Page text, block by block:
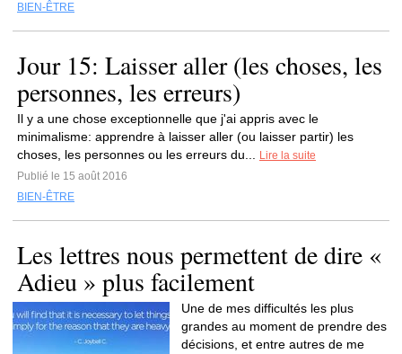
BIEN-ÊTRE
Jour 15: Laisser aller (les choses, les
personnes, les erreurs)
Il y a une chose exceptionnelle que j'ai appris avec le
minimalisme: apprendre à laisser aller (ou laisser partir) les
choses, les personnes ou les erreurs du...
Lire la suite
Publié le 15 août 2016
BIEN-ÊTRE
Les lettres nous permettent de dire «
Adieu » plus facilement
Une de mes difficultés les plus
grandes au moment de prendre des
décisions, et entre autres de me